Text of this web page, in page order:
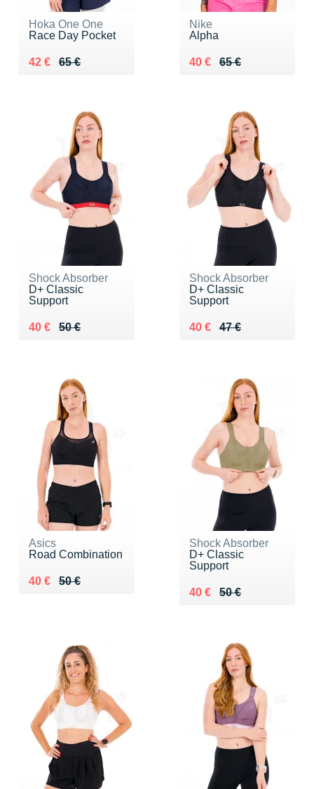
Hoka One One
Race Day Pocket
65 €
Au lieu de 65 €
42 €
Vendu 42 €
Nike
Alpha
65 €
Au lieu de 65 €
40 €
Vendu 40 €
Shock Absorber
D+ Classic
Support
50 €
Au lieu de 50 €
40 €
Vendu 40 €
Shock Absorber
D+ Classic
Support
47 €
Au lieu de 47 €
40 €
Vendu 40 €
Asics
Road Combination
50 €
Au lieu de 50 €
40 €
Vendu 40 €
Shock Absorber
D+ Classic
Support
50 €
Au lieu de 50 €
40 €
Vendu 40 €